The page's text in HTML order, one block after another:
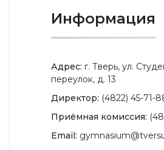
Информация
Адрес: г. Тверь, ул.
переулок, д. 13
Директор: (4822) 45-71-
Приёмная комиссия:
Email: